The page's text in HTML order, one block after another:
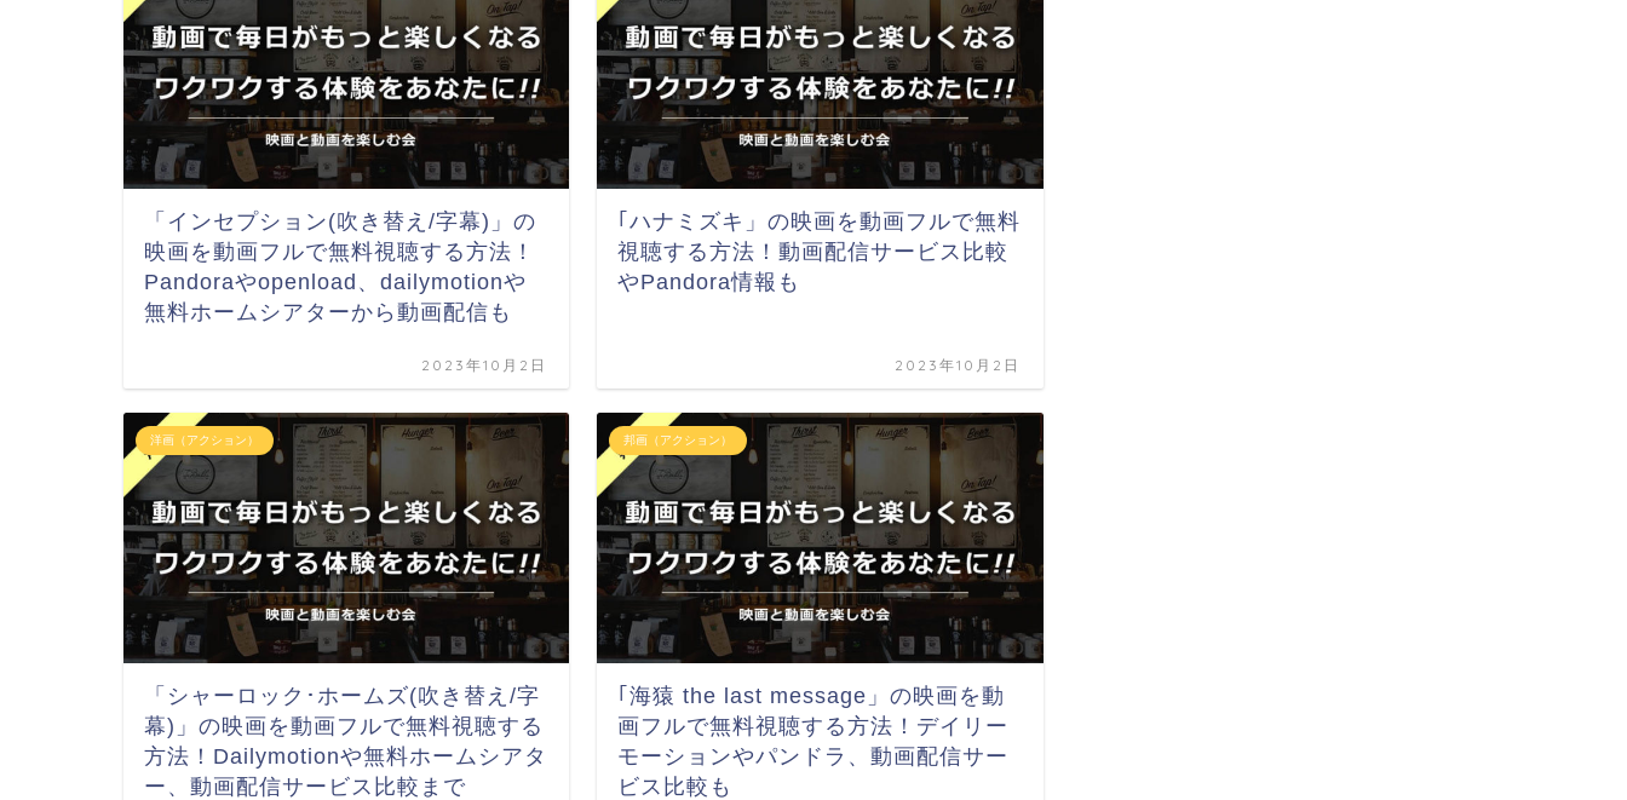
「インセプション(吹き替え/字幕)」の
映画を動画フルで無料視聴する方法！
Pandoraやopenload、dailymotionや
無料ホームシアターから動画配信も
2023年10月2日
｢ハナミズキ」の映画を動画フルで無料
視聴する方法！動画配信サービス比較
やPandora情報も
2023年10月2日
洋画（アクション）
「シャーロック･ホームズ(吹き替え/字
幕)」の映画を動画フルで無料視聴する
方法！Dailymotionや無料ホームシアタ
ー、動画配信サービス比較まで
邦画（アクション）
｢海猿 the last message」の映画を動
画フルで無料視聴する方法！デイリー
モーションやパンドラ、動画配信サー
ビス比較も